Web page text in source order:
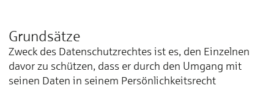
Grundsätze
Zweck des Datenschutzrechtes ist es, den Einzelnen
davor zu schützen, dass er durch den Umgang mit
seinen Daten in seinem Persönlichkeitsrecht